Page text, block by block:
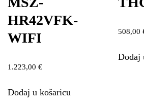
HR42VFK-
WIFI
1.223,00 €
Dodaj u košaricu
508,00
Dodaj